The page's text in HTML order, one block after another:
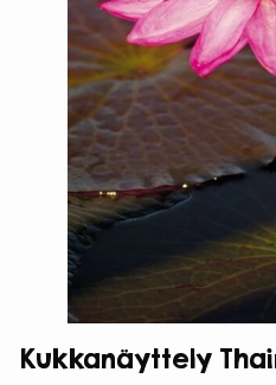
Kukkanäyttely